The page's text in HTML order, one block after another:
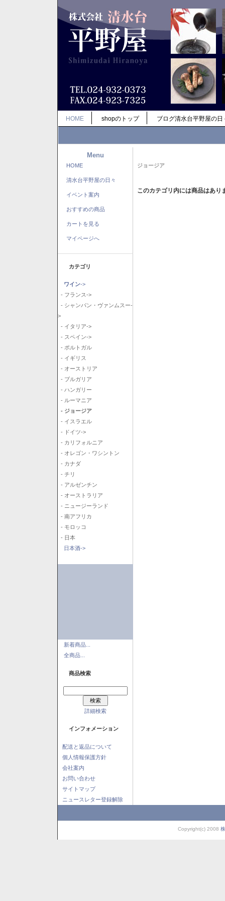
HOME shopのトップ ブログ清水台平野屋の日
Menu
HOME
清水台平野屋の日々
イベント案内
おすすめの商品
カートを見る
マイページへ
カテゴリ
ワイン->
- フランス->
- シャンパン・ヴァンムスー-
>
- イタリア->
- スペイン->
- ポルトガル
- イギリス
- オーストリア
- ブルガリア
- ハンガリー
- ルーマニア
- ジョージア
- イスラエル
- ドイツ->
- カリフォルニア
- オレゴン・ワシントン
- カナダ
- チリ
- アルゼンチン
- オーストラリア
- ニュージーランド
- 南アフリカ
- モロッコ
- 日本
日本酒->
新着商品...
全商品...
商品検索
詳細検索
インフォメーション
配送と返品について
個人情報保護方針
会社案内
お問い合わせ
サイトマップ
ニュースレター登録解除
ジョージア
このカテゴリ内には商品はあり
Copyright(c) 2008